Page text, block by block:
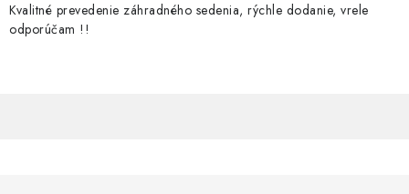
Kvalitné prevedenie záhradného sedenia, rýchle dodanie, vrele
odporúčam !!